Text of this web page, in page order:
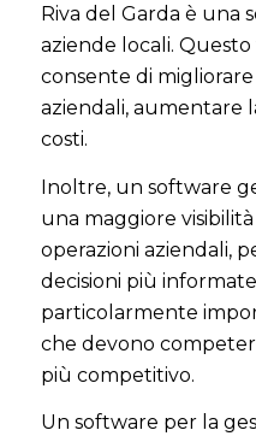
Riva del Garda è una
aziende locali.
consente di
aziendali, aumentare
costi.
Inoltre, un software
una maggiore
operazioni aziendali,
decisioni più
particolarmente
che devono
più competitivo.
Un software per la